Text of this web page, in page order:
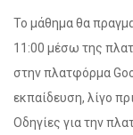
Το μάθημα θα
11:00 μέσω της
στην πλατφόρμα
εκπαίδευση, λίγο
Οδηγίες για την